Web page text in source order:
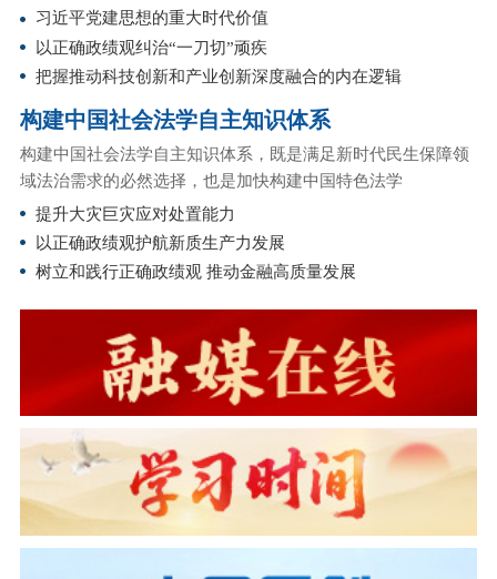
习近平党建思想的重大时代价值
以正确政绩观纠治“一刀切”顽疾
把握推动科技创新和产业创新深度融合的内在逻辑
构建中国社会法学自主知识体系
构建中国社会法学自主知识体系，既是满足新时代民生保障领
域法治需求的必然选择，也是加快构建中国特色法学
提升大灾巨灾应对处置能力
以正确政绩观护航新质生产力发展
树立和践行正确政绩观 推动金融高质量发展